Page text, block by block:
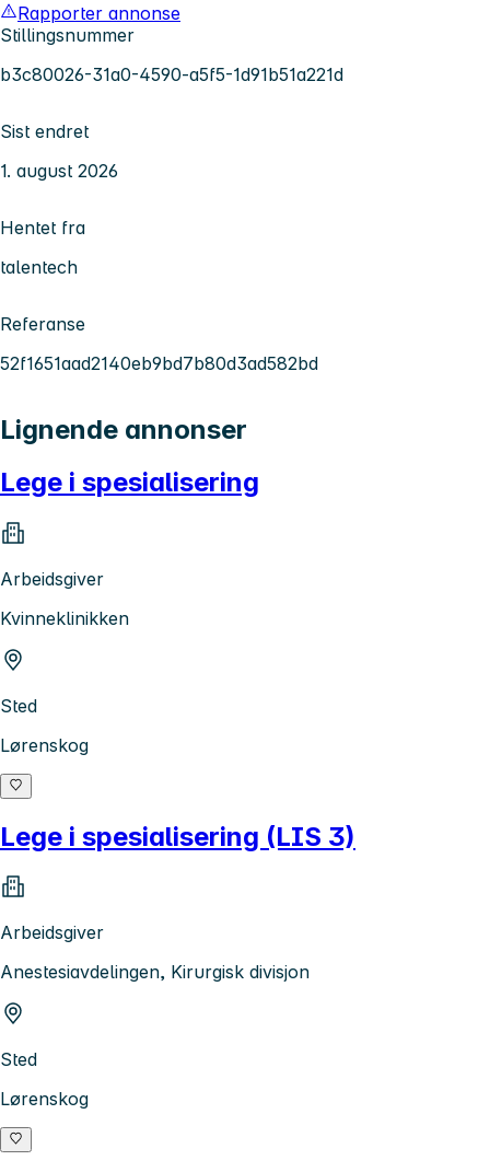
Rapporter annonse
Stillingsnummer
b3c80026-31a0-4590-a5f5-1d91b51a221d
Sist endret
1. august 2026
Hentet fra
talentech
Referanse
52f1651aad2140eb9bd7b80d3ad582bd
Lignende annonser
Lege i spesialisering
Arbeidsgiver
Kvinneklinikken
Sted
Lørenskog
Lege i spesialisering (LIS 3)
Arbeidsgiver
Anestesiavdelingen, Kirurgisk divisjon
Sted
Lørenskog